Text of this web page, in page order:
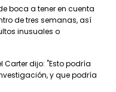
boca a tener en cuenta
de tres semanas, así
inusuales o
Carter dijo: "Esto podría
y que podría